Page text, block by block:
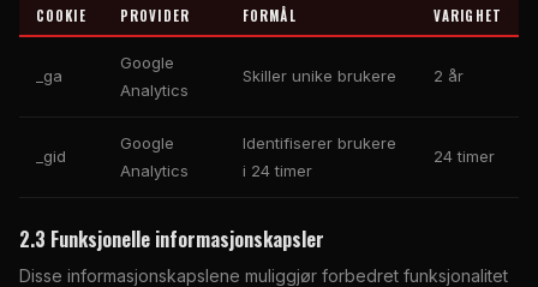
COOKIE PROVIDER FORMÅL VARIGHET
_ga
Google
Analytics
Skiller unike brukere 2 år
_gid
Google
Analytics
Identifiserer brukere
i 24 timer
24 timer
2.3 Funksjonelle informasjonskapsler
Disse informasjonskapslene muliggjør forbedret funksjonalitet